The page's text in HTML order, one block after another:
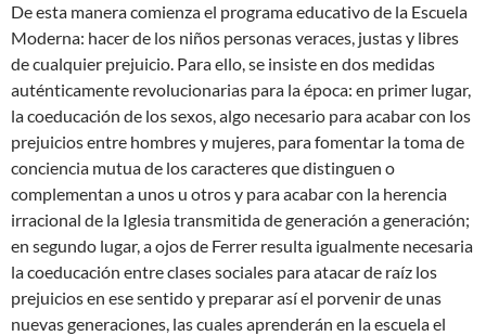
De esta manera comienza el programa educativo de la Escuela
Moderna: hacer de los niños personas veraces, justas y libres
de cualquier prejuicio. Para ello, se insiste en dos medidas
auténticamente revolucionarias para la época: en primer lugar,
la coeducación de los sexos, algo necesario para acabar con los
prejuicios entre hombres y mujeres, para fomentar la toma de
conciencia mutua de los caracteres que distinguen o
complementan a unos u otros y para acabar con la herencia
irracional de la Iglesia transmitida de generación a generación;
en segundo lugar, a ojos de Ferrer resulta igualmente necesaria
la coeducación entre clases sociales para atacar de raíz los
prejuicios en ese sentido y preparar así el porvenir de unas
nuevas generaciones, las cuales aprenderán en la escuela el